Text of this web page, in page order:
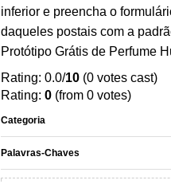
inferior e preencha o
daqueles postais com a
Protótipo Grátis de Perfume
Rating: 0.0/10 (0 votes cast)
Rating: 0 (from 0 votes)
Categoria
Palavras-Chaves